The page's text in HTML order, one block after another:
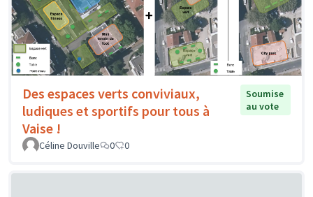
Des espaces verts conviviaux,
ludiques et sportifs pour tous à
Vaise !
Soumise
au vote
Céline Douville 0 0